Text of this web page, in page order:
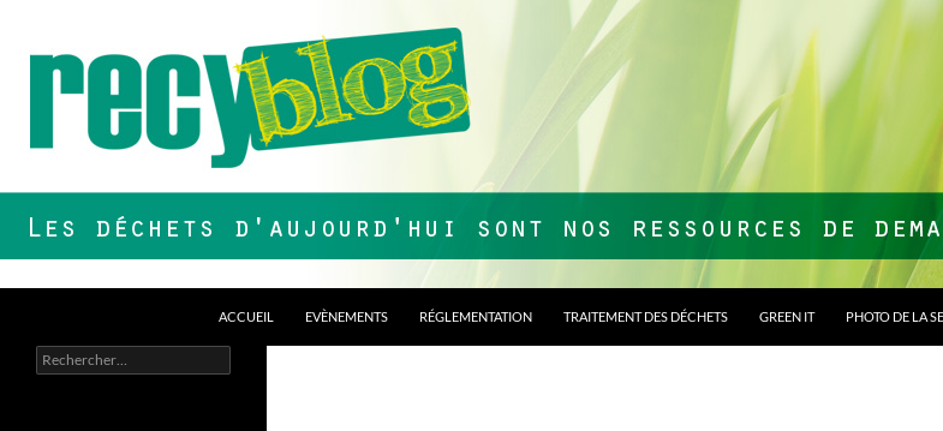
contenu
ACCUEIL EVÈNEMENTS RÉGLEMENTATION TRAITEMENT DES DÉCHETS GREEN IT PHOTO DE LA
Les déchets d'aujourd'hui sont nos
ressources de demain !
Rechercher :